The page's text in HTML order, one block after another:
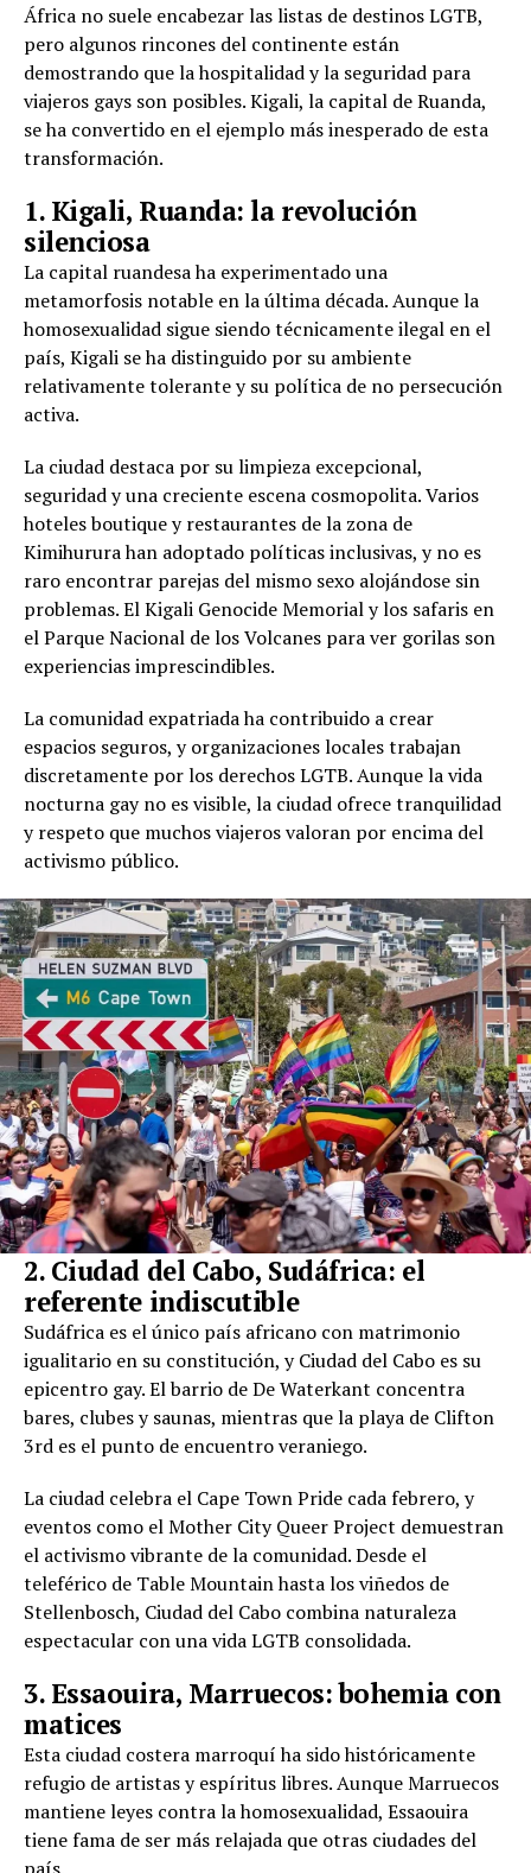
África no suele encabezar las listas de destinos LGTB,
pero algunos rincones del continente están
demostrando que la hospitalidad y la seguridad para
viajeros gays son posibles. Kigali, la capital de Ruanda,
se ha convertido en el ejemplo más inesperado de esta
transformación.
1. Kigali, Ruanda: la revolución
silenciosa
La capital ruandesa ha experimentado una
metamorfosis notable en la última década. Aunque la
homosexualidad sigue siendo técnicamente ilegal en el
país, Kigali se ha distinguido por su ambiente
relativamente tolerante y su política de no persecución
activa.
La ciudad destaca por su limpieza excepcional,
seguridad y una creciente escena cosmopolita. Varios
hoteles boutique y restaurantes de la zona de
Kimihurura han adoptado políticas inclusivas, y no es
raro encontrar parejas del mismo sexo alojándose sin
problemas. El Kigali Genocide Memorial y los safaris en
el Parque Nacional de los Volcanes para ver gorilas son
experiencias imprescindibles.
La comunidad expatriada ha contribuido a crear
espacios seguros, y organizaciones locales trabajan
discretamente por los derechos LGTB. Aunque la vida
nocturna gay no es visible, la ciudad ofrece tranquilidad
y respeto que muchos viajeros valoran por encima del
activismo público.
2. Ciudad del Cabo, Sudáfrica: el
referente indiscutible
Sudáfrica es el único país africano con matrimonio
igualitario en su constitución, y Ciudad del Cabo es su
epicentro gay. El barrio de De Waterkant concentra
bares, clubes y saunas, mientras que la playa de Clifton
3rd es el punto de encuentro veraniego.
La ciudad celebra el Cape Town Pride cada febrero, y
eventos como el Mother City Queer Project demuestran
el activismo vibrante de la comunidad. Desde el
teleférico de Table Mountain hasta los viñedos de
Stellenbosch, Ciudad del Cabo combina naturaleza
espectacular con una vida LGTB consolidada.
3. Essaouira, Marruecos: bohemia con
matices
Esta ciudad costera marroquí ha sido históricamente
refugio de artistas y espíritus libres. Aunque Marruecos
mantiene leyes contra la homosexualidad, Essaouira
tiene fama de ser más relajada que otras ciudades del
país.